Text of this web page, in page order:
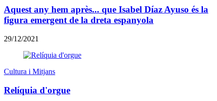
Aquest any hem après... que Isabel Díaz Ayuso és la
figura emergent de la dreta espanyola
29/12/2021
Cultura i Mitjans
Relíquia d'orgue